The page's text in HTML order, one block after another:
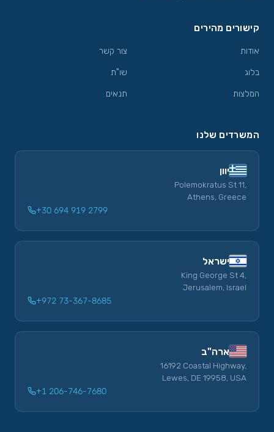
קישורים מהירים
אודות
בלוג
המלצות
צור קשר
שו"ת
תנאים
המשרדים שלנו
יוון
Polemokratus St 11,
Athens, Greece
+30 694 919 2799
ישראל
King George St 4,
Jerusalem, Israel
+972 73-367-8685
ארה"ב
16192 Coastal Highway,
Lewes, DE 19958, USA
+1 206-746-7680